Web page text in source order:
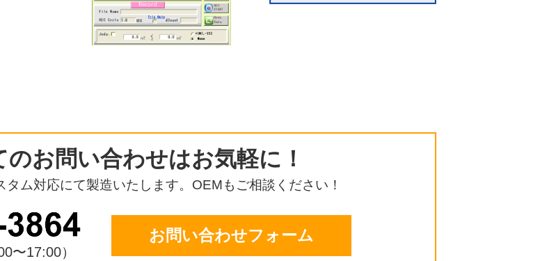
のお問い合わせはお気軽に！
タム対応にて製造いたします。OEMもご相談ください！
〜17:00）
お問い合わせフォーム